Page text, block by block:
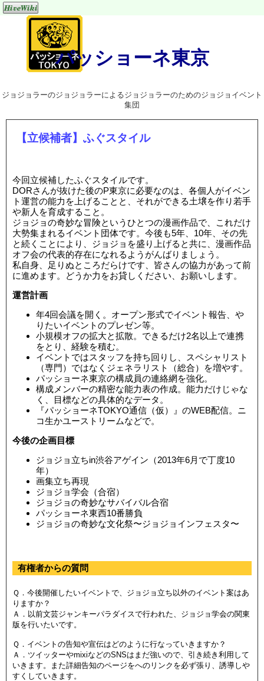
パッショーネ東京
ジョジョラーのジョジョラーによるジョジョラーのためのジョジョイベント
集団
【立候補者】ふぐスタイル
今回立候補したふぐスタイルです。
DORさんが抜けた後のP東京に必要なのは、各個人がイベン
ト運営の能力を上げることと、それができる土壌を作り若手
や新人を育成すること。
ジョジョの奇妙な冒険というひとつの漫画作品で、これだけ
大勢集まれるイベント団体です。今後も5年、10年、その先
と続くことにより、ジョジョを盛り上げると共に、漫画作品
オフ会の代表的存在になれるようがんばりましょう。
私自身、足りぬところだらけです、皆さんの協力があって前
に進めます。どうか力をお貸しください、お願いします。
運営計画
年4回会議を開く。オープン形式でイベント報告、や
りたいイベントのプレゼン等。
小規模オフの拡大と拡散。できるだけ2名以上で連携
をとり、経験を積む。
イベントではスタッフを持ち回りし、スペシャリスト
（専門）ではなくジェネラリスト（総合）を増やす。
パッショーネ東京の構成員の連絡網を強化。
構成メンバーの精密な能力表の作成。能力だけじゃな
く、目標などの具体的なデータ。
『パッショーネTOKYO通信（仮）』のWEB配信。ニ
コ生かユーストリームなどで。
今後の企画目標
ジョジョ立ちin渋谷アゲイン（2013年6月で丁度10
年）
画集立ち再現
ジョジョ学会（合宿）
ジョジョの奇妙なサバイバル合宿
パッショーネ東西10番勝負
ジョジョの奇妙な文化祭〜ジョジョインフェスタ〜
有権者からの質問
Ｑ．今後開催したいイベントで、ジョジョ立ち以外のイベント案はあ
りますか？
Ａ．以前文芸ジャンキーパラダイスで行われた、ジョジョ学会の関東
版を行いたいです。
Ｑ．イベントの告知や宣伝はどのように行なっていきますか？
Ａ． ツイッターやmixiなどのSNSはまだ強いので、引き続き利用して
いきます。また詳細告知のページをへのリンクを必ず張り、誘導しや
すくしていきます。